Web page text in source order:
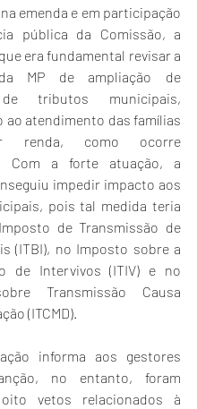
emenda e em participação
pública da Comissão, a
era fundamental revisar a
MP de ampliação de
tributos municipais,
ao atendimento das famílias
renda, como ocorre
Com a forte atuação, a
impedir impacto aos
pois tal medida teria
de Transmissão de
(ITBI), no Imposto sobre a
de Intervivos (ITIV) e no
Transmissão Causa
(ITCMD).
informa aos gestores
no entanto, foram
vetos relacionados à